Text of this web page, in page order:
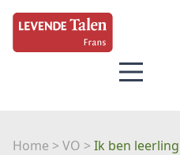
Home > VO >Ik ben leerling